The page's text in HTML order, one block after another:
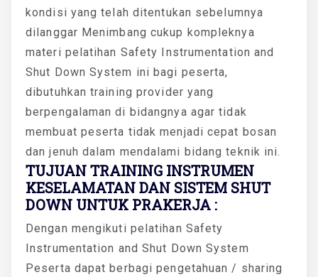
kondisi yang telah ditentukan sebelumnya
dilanggar Menimbang cukup kompleknya
materi pelatihan Safety Instrumentation and
Shut Down System ini bagi peserta,
dibutuhkan training provider yang
berpengalaman di bidangnya agar tidak
membuat peserta tidak menjadi cepat bosan
dan jenuh dalam mendalami bidang teknik ini.
TUJUAN TRAINING INSTRUMEN
KESELAMATAN DAN SISTEM SHUT
DOWN UNTUK PRAKERJA :
Dengan mengikuti pelatihan Safety
Instrumentation and Shut Down System
Peserta dapat berbagi pengetahuan / sharing